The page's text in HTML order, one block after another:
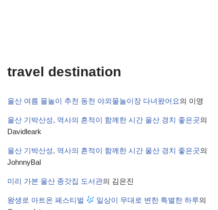
travel destination
울산 여름 물놀이 추천 동천 야외물놀이장 다녀왔어요의 이영
울산 기박산성, 역사의 흔적이 함께한 시간 울산 경치 좋은곳의
Davidleark
울산 기박산성, 역사의 흔적이 함께한 시간 울산 경치 좋은곳의
JohnnyBal
미리 가본 울산 종갓집 도서관의 김은진
왕생로 아트온 페스티벌 일상이 무대로 변한 특별한 하루의